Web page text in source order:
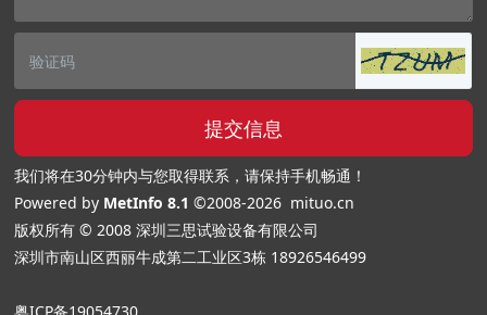
提交信息
我们将在30分钟内与您取得联系，请保持手机畅通！
Powered by MetInfo 8.1 ©2008-2026 mituo.cn
版权所有 © 2008 深圳三思试验设备有限公司
深圳市南山区西丽牛成第二工业区3栋 18926546499